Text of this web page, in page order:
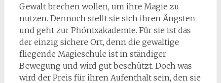
Gewalt brechen wollen, um ihre Magie zu
nutzen. Dennoch stellt sie sich ihren Ängsten
und geht zur Phönixakademie. Für sie ist das
der einzig sichere Ort, denn die gewaltige
fliegende Magieschule ist in ständiger
Bewegung und wird gut beschützt. Doch was
wird der Preis für ihren Aufenthalt sein, den sie